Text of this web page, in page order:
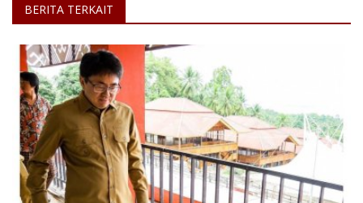
BERITA TERKAIT